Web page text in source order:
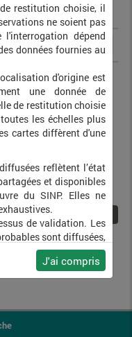
vernaculaire
restitution choisie, il
ne soient pas
dépend
données fournies au
d'origine est
une donnée de
de restitution choisie
les échelles plus
cartes diffèrent d'une
reflètent l’état
et disponibles
du SINP. Elles ne
de validation. Les
sont diffusées,
la méthode n'est pas
J'ai compris